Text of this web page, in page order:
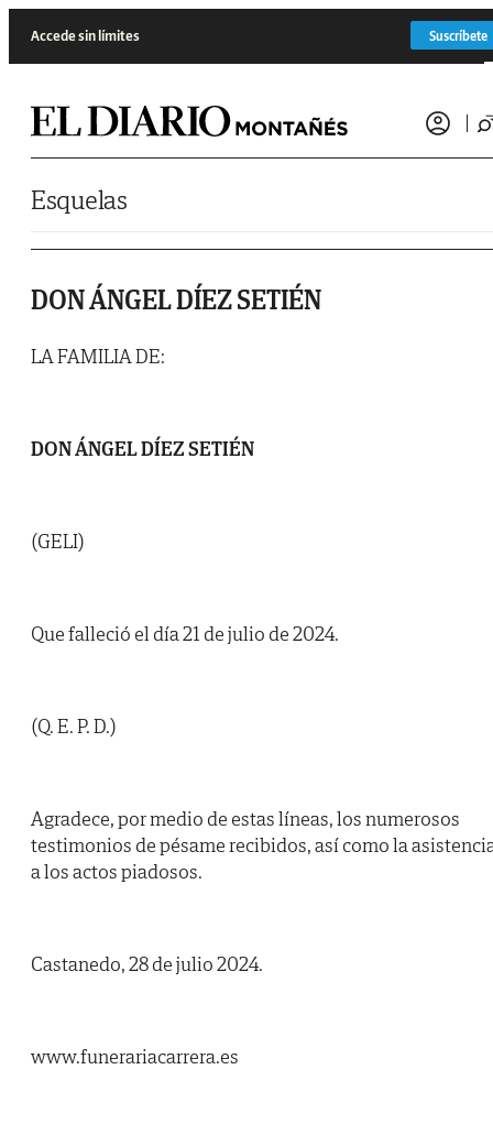
Accede sin límites Suscríbete
Esquelas
DON ÁNGEL DÍEZ SETIÉN
LA FAMILIA DE:
DON ÁNGEL DÍEZ SETIÉN
(GELI)
Que falleció el día 21 de julio de 2024.
(Q. E. P. D.)
Agradece, por medio de estas líneas, los numerosos
testimonios de pésame recibidos, así como la
a los actos piadosos.
Castanedo, 28 de julio 2024.
www.funerariacarrera.es